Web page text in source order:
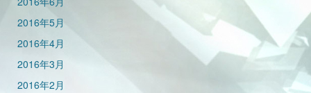
2016年5月
2016年4月
2016年3月
2016年2月